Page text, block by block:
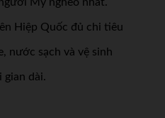
Hiệp Quốc đủ chi tiêu
nước sạch và vệ sinh
dài.